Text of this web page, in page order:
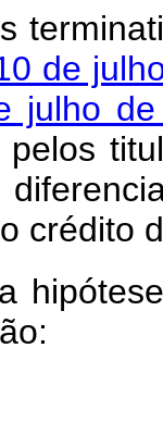
de
julho
crédito